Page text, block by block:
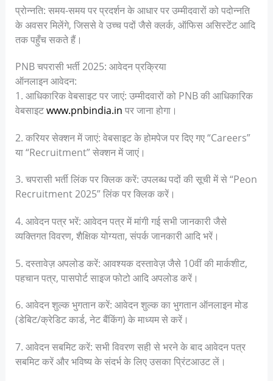
प्रोन्नति: समय-समय पर प्रदर्शन के आधार पर उम्मीदवारों को पदोन्नति
के अवसर मिलेंगे, जिससे वे उच्च पदों जैसे क्लर्क, ऑफिस असिस्टेंट आदि
तक पहुँच सकते हैं।
PNB चपरासी भर्ती 2025: आवेदन प्रक्रिया
ऑनलाइन आवेदन:
1. आधिकारिक वेबसाइट पर जाएं: उम्मीदवारों को PNB की आधिकारिक
वेबसाइटwww.pnbindia.in पर जाना होगा।
2. करियर सेक्शन में जाएं: वेबसाइट के होमपेज पर दिए गए “Careers”
या “Recruitment” सेक्शन में जाएं।
3. चपरासी भर्ती लिंक पर क्लिक करें: उपलब्ध पदों की सूची में से “Peon
Recruitment 2025” लिंक पर क्लिक करें।
4. आवेदन पत्र भरें: आवेदन पत्र में मांगी गई सभी जानकारी जैसे
व्यक्तिगत विवरण, शैक्षिक योग्यता, संपर्क जानकारी आदि भरें।
5. दस्तावेज़ अपलोड करें: आवश्यक दस्तावेज़ जैसे 10वीं की मार्कशीट,
पहचान पत्र, पासपोर्ट साइज फोटो आदि अपलोड करें।
6. आवेदन शुल्क भुगतान करें: आवेदन शुल्क का भुगतान ऑनलाइन मोड
(डेबिट/क्रेडिट कार्ड, नेट बैंकिंग) के माध्यम से करें।
7. आवेदन सबमिट करें: सभी विवरण सही से भरने के बाद आवेदन पत्र
सबमिट करें और भविष्य के संदर्भ के लिए उसका प्रिंटआउट लें।